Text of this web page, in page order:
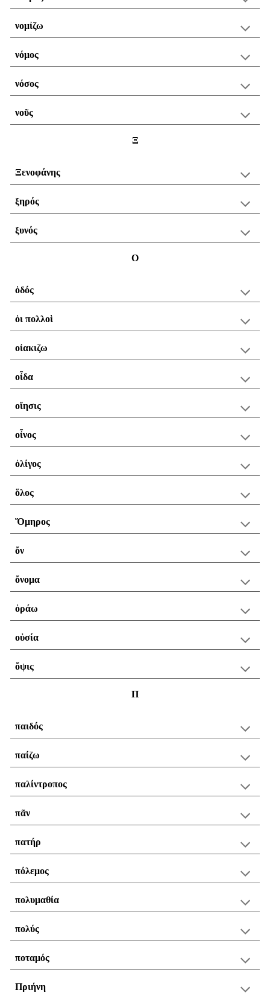
νομἰζω
νόμος
νόσος
νοῦς
Ξ
Ξενοφάνης
ξηρός
ξυνός
Ο
ὁδός
ὁι πολλοὶ
οἰακιζω
οἶδα
οἴησις
οἶνος
ὀλίγος
ὅλος
Ὅμηρος
ὄν
ὄνομα
ὁράω
οὐσία
ὄψις
Π
παιδός
παίζω
παλίντροπος
πᾶν
πατήρ
πόλεμος
πολυμαθία
πολύς
ποταμός
Πριήνη